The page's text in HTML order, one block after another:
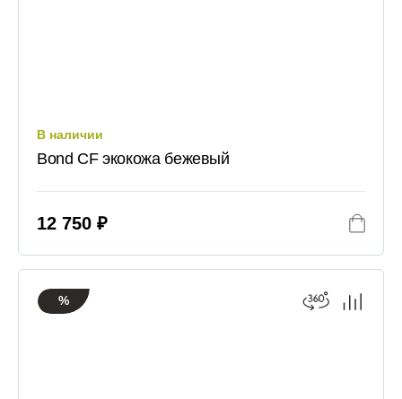
В наличии
Bond CF экокожа бежевый
12 750 ₽
%